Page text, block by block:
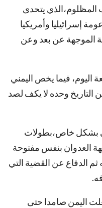
يتحدى
إسرائيليا وأمريكيا
الموجهة عن بعد وعن
اليوم، فيما يخص اليمني
وحده لا يكف لصد
بشكل خاص،بطولات
العدوان بنفس مفتوحة
ثم الدفاع عن القضية التي
اليمن صامدا حتى